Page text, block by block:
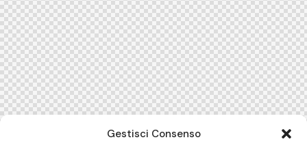
Gestisci Consenso